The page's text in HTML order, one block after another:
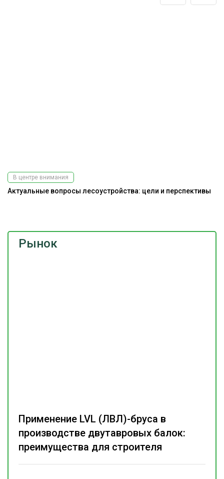
Рынок
Применение LVL (ЛВЛ)-бруса в
производстве двутавровых балок:
преимущества для строителя
В центре внимания
Актуальные вопросы лесоустройства: цели и перспективы